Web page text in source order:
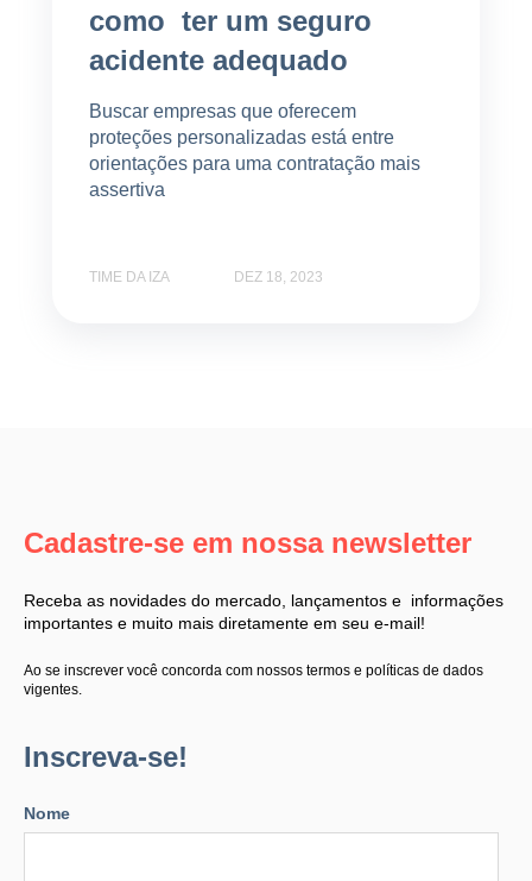
como ter um seguro
acidente adequado
Buscar empresas que oferecem
proteções personalizadas está entre
orientações para uma contratação mais
assertiva
TIME DA IZA DEZ 18, 2023
Cadastre-se em nossa newsletter
Receba as novidades do mercado, lançamentos e informações
importantes e muito mais diretamente em seu e-mail!
Ao se inscrever você concorda com nossos termos e políticas de dados
vigentes.
Inscreva-se!
Nome